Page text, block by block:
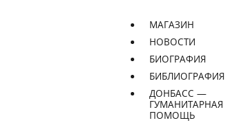
МАГАЗИН
НОВОСТИ
БИОГРАФИЯ
БИБЛИОГРАФИЯ
ДОНБАСС —
ГУМАНИТАРНАЯ
ПОМОЩЬ